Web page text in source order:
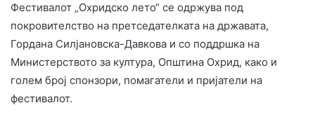
Фестивалот „Охридско лето“ се одржува под
покровителство на претседателката на државата,
Гордана Силјановска-Давкова и со поддршка на
Министерството за култура, Општина Охрид, како и
голем број спонзори, помагатели и пријатели на
фестивалот.